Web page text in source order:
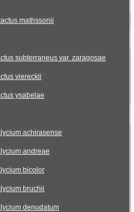
mathssonii
subterraneus var. zaragosae
viereckii
ysabelae
achirasense
andreae
bicolor
bruchii
denudatum